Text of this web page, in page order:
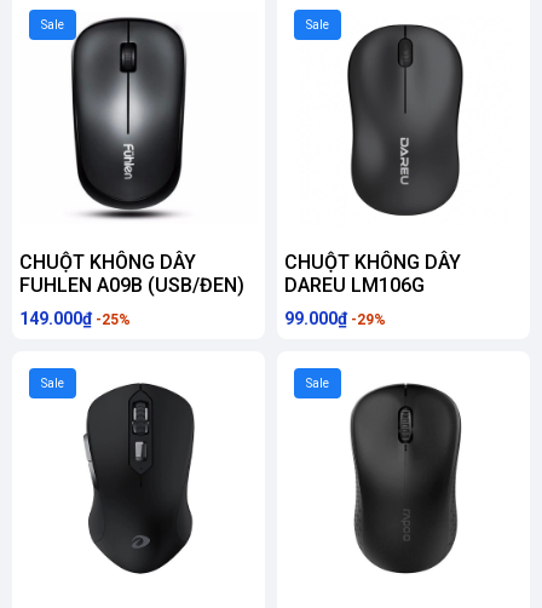
Sale
CHUỘT KHÔNG DÂY
FUHLEN A09B (USB/ĐEN)
149.000₫ -25%
Sale
CHUỘT KHÔNG DÂY
DAREU LM106G
99.000₫ -29%
Sale Sale